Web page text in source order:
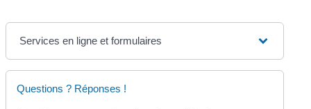
Services en ligne et formulaires
Questions ? Réponses !